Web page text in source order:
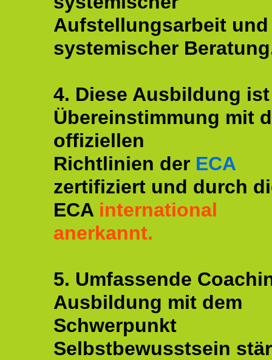
Aufstellungsarbeit und
systemischer
4. Diese Ausbildung
Übereinstimmung mit
offiziellen
Richtlinien der ECA
zertifiziert und durch
ECA international
anerkannt.
5. Umfassende
Ausbildung mit dem
Schwerpunkt
Selbstbewusstsein